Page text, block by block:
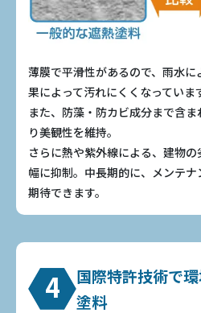
薄膜で平滑性があるので、雨水
果によって汚れにくくなっていま
また、防藻・防カビ成分まで含
り美観性を維持。
さらに熱や紫外線による、建物
幅に抑制。中長期的に、メンテ
期待できます。
4
国際特許技術で
塗料